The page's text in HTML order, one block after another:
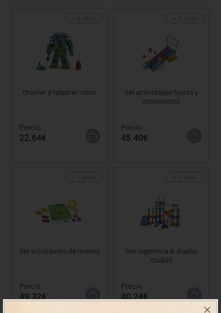
×
Diseñar y taladrar robot
Precio
22.64€
Set actividades fuerza y
movimiento
Precio
45.40€
Set actividades de imanes
Precio
49.32€
Set ingenieria & diseño
ciudad
Precio
40.24€